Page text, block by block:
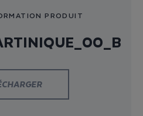
PRODUIT